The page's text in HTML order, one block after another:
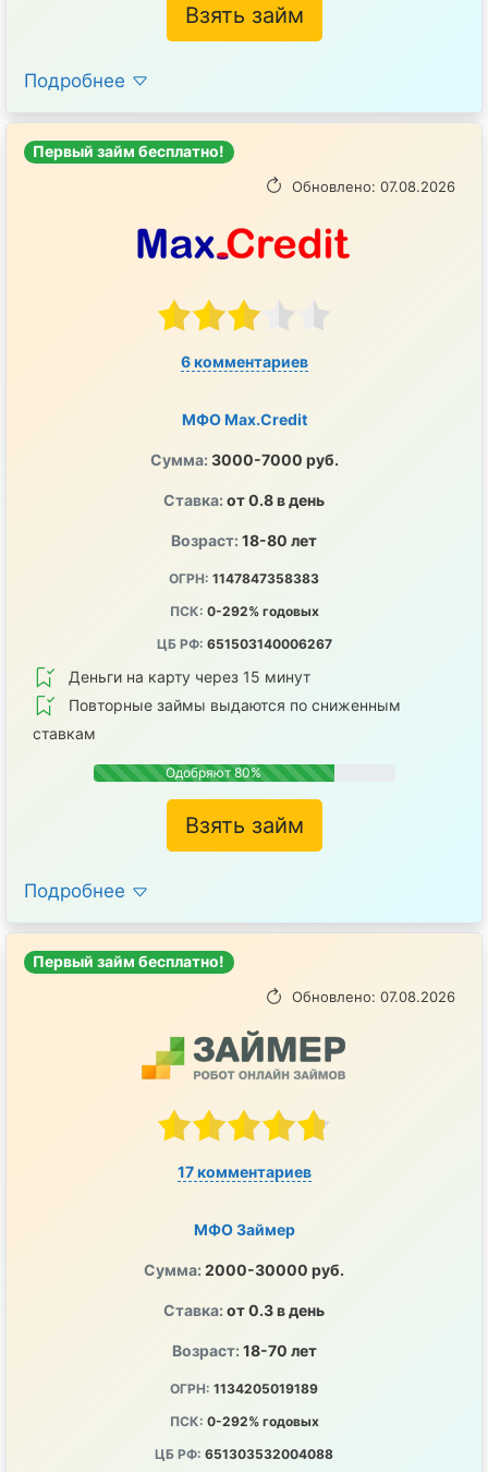
Взять займ
Подробнее
Первый займ бесплатно!
Обновлено: 07.08.2026
6 комментариев
МФО Max.Credit
Сумма: 3000-7000 руб.
Ставка: от 0.8 в день
Возраст: 18-80 лет
ОГРН: 1147847358383
ПСК: 0-292% годовых
ЦБ РФ: 651503140006267
Деньги на карту через 15 минут
Повторные займы выдаются по сниженным
ставкам
Одобряют 80%
Взять займ
Подробнее
Первый займ бесплатно!
Обновлено: 07.08.2026
17 комментариев
МФО Займер
Сумма: 2000-30000 руб.
Ставка: от 0.3 в день
Возраст: 18-70 лет
ОГРН: 1134205019189
ПСК: 0-292% годовых
ЦБ РФ: 651303532004088